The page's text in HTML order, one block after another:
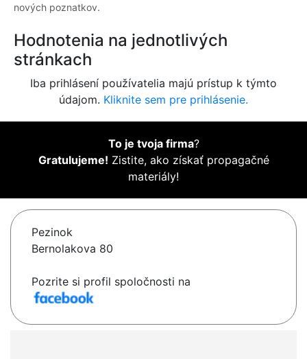
nových poznatkov.
Hodnotenia na jednotlivých
stránkach
Iba prihlásení používatelia majú prístup k týmto
údajom. Kliknite sem pre prihlásenie.
To je tvoja firma?
Gratulujeme! Zistite, ako získať propagačné
materiály!
Pezinok
Bernolakova 80
Pozrite si profil spoločnosti na